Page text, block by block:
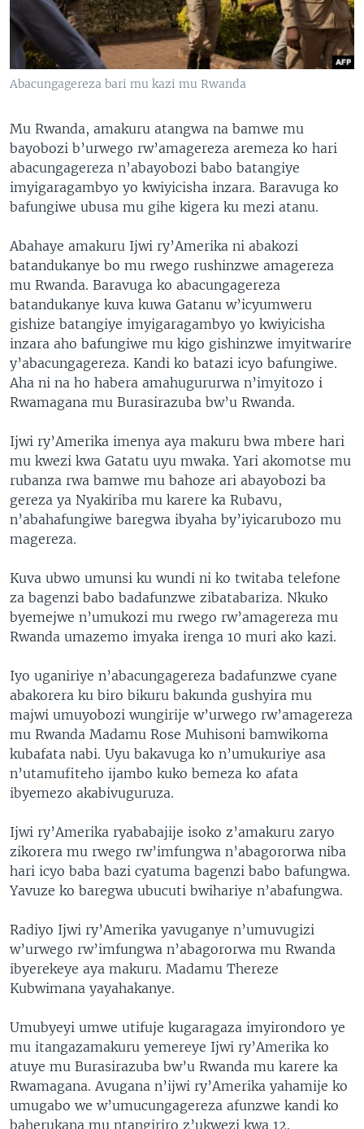
Abacungagereza bari mu kazi mu Rwanda
Mu Rwanda, amakuru atangwa na bamwe mu
bayobozi b’urwego rw’amagereza aremeza ko hari
abacungagereza n’abayobozi babo batangiye
imyigaragambyo yo kwiyicisha inzara. Baravuga ko
bafungiwe ubusa mu gihe kigera ku mezi atanu.
Abahaye amakuru Ijwi ry’Amerika ni abakozi
batandukanye bo mu rwego rushinzwe amagereza
mu Rwanda. Baravuga ko abacungagereza
batandukanye kuva kuwa Gatanu w’icyumweru
gishize batangiye imyigaragambyo yo kwiyicisha
inzara aho bafungiwe mu kigo gishinzwe imyitwarire
y’abacungagereza. Kandi ko batazi icyo bafungiwe.
Aha ni na ho habera amahugururwa n’imyitozo i
Rwamagana mu Burasirazuba bw’u Rwanda.
Ijwi ry’Amerika imenya aya makuru bwa mbere hari
mu kwezi kwa Gatatu uyu mwaka. Yari akomotse mu
rubanza rwa bamwe mu bahoze ari abayobozi ba
gereza ya Nyakiriba mu karere ka Rubavu,
n’abahafungiwe baregwa ibyaha by’iyicarubozo mu
magereza.
Kuva ubwo umunsi ku wundi ni ko twitaba telefone
za bagenzi babo badafunzwe zibatabariza. Nkuko
byemejwe n’umukozi mu rwego rw’amagereza mu
Rwanda umazemo imyaka irenga 10 muri ako kazi.
Iyo uganiriye n’abacungagereza badafunzwe cyane
abakorera ku biro bikuru bakunda gushyira mu
majwi umuyobozi wungirije w’urwego rw’amagereza
mu Rwanda Madamu Rose Muhisoni bamwikoma
kubafata nabi. Uyu bakavuga ko n’umukuriye asa
n’utamufiteho ijambo kuko bemeza ko afata
ibyemezo akabivuguruza.
Ijwi ry’Amerika ryababajije isoko z’amakuru zaryo
zikorera mu rwego rw’imfungwa n’abagororwa niba
hari icyo baba bazi cyatuma bagenzi babo bafungwa.
Yavuze ko baregwa ubucuti bwihariye n’abafungwa.
Radiyo Ijwi ry’Amerika yavuganye n’umuvugizi
w’urwego rw’imfungwa n’abagororwa mu Rwanda
ibyerekeye aya makuru. Madamu Thereze
Kubwimana yayahakanye.
Umubyeyi umwe utifuje kugaragaza imyirondoro ye
mu itangazamakuru yemereye Ijwi ry’Amerika ko
atuye mu Burasirazuba bw’u Rwanda mu karere ka
Rwamagana. Avugana n’ijwi ry’Amerika yahamije ko
umugabo we w’umucungagereza afunzwe kandi ko
baherukana mu ntangiriro z’ukwezi kwa 12.